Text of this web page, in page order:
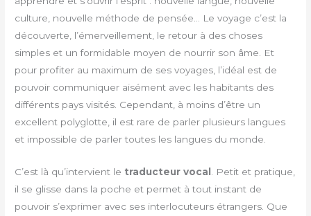
culture, nouvelle méthode de pensée… Le voyage c’est la
découverte, l’émerveillement, le retour à des choses
simples et un formidable moyen de nourrir son âme. Et
pour profiter au maximum de ses voyages, l’idéal est de
pouvoir communiquer aisément avec les habitants des
différents pays visités. Cependant, à moins d’être un
excellent polyglotte, il est rare de parler plusieurs langues
et impossible de parler toutes les langues du monde.
C’est là qu’intervient le traducteur vocal
. Petit et pratique,
il se glisse dans la poche et permet à tout instant de
pouvoir s’exprimer avec ses interlocuteurs étrangers. Que